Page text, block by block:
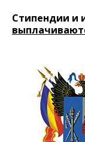
Стипендии и